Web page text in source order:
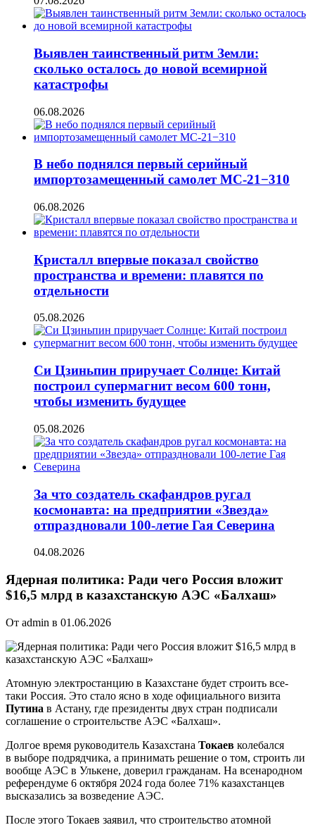
Выявлен таинственный ритм Земли:
сколько осталось до новой всемирной
катастрофы
06.08.2026
В небо поднялся первый серийный
импортозамещенный самолет МС-21−310
06.08.2026
Кристалл впервые показал свойство
пространства и времени: плавятся по
отдельности
05.08.2026
Си Цзиньпин приручает Солнце: Китай
построил супермагнит весом 600 тонн,
чтобы изменить будущее
05.08.2026
За что создатель скафандров ругал
космонавта: на предприятии «Звезда»
отпраздновали 100-летие Гая Северина
04.08.2026
Ядерная политика: Ради чего Россия вложит
$16,5 млрд в казахстанскую АЭС «Балхаш»
От admin в 01.06.2026
Атомную электростанцию в Казахстане будет строить все-
таки Россия. Это стало ясно в ходе официального визита
Путина в Астану, где президенты двух стран подписали
соглашение о строительстве АЭС «Балхаш».
Долгое время руководитель Казахстана Токаев колебался
в выборе подрядчика, а принимать решение о том, строить ли
вообще АЭС в Улькене, доверил гражданам. На всенародном
референдуме 6 октября 2024 года более 71% казахстанцев
высказались за возведение АЭС.
После этого Токаев заявил, что строительство атомной